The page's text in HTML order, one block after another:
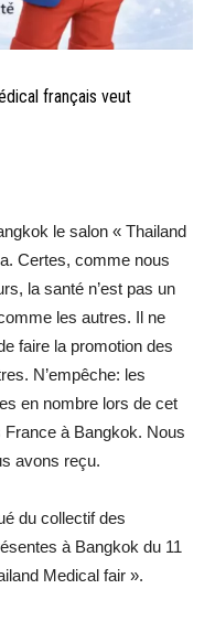
français veut
le salon « Thailand
Certes, comme nous
la santé n’est pas un
les autres. Il ne
faire la promotion des
N’empêche: les
en nombre lors de cet
à Bangkok. Nous
avons reçu.
du collectif des
à Bangkok du 11
Medical fair ».